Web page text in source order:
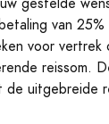
van
voor
reissom.
de uitgebreide